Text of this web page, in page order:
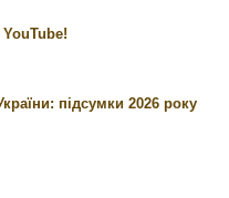
YouTube!
підсумки 2026 року